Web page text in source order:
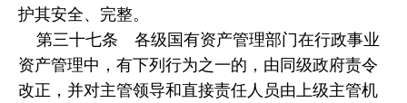
护其安全、完整。
第三十七条 各级国有资产管理部门在行政事业
资产管理中，有下列行为之一的，由同级政府责令
改正，并对主管领导和直接责任人员由上级主管机